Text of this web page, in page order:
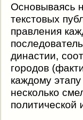
Основываясь
текстовых
правления
династии,
городов
каждому
несколько
политической